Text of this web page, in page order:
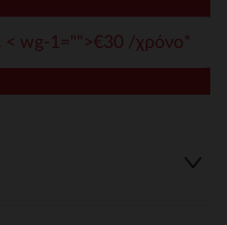
< wg-1="">€30 /χρόνο*